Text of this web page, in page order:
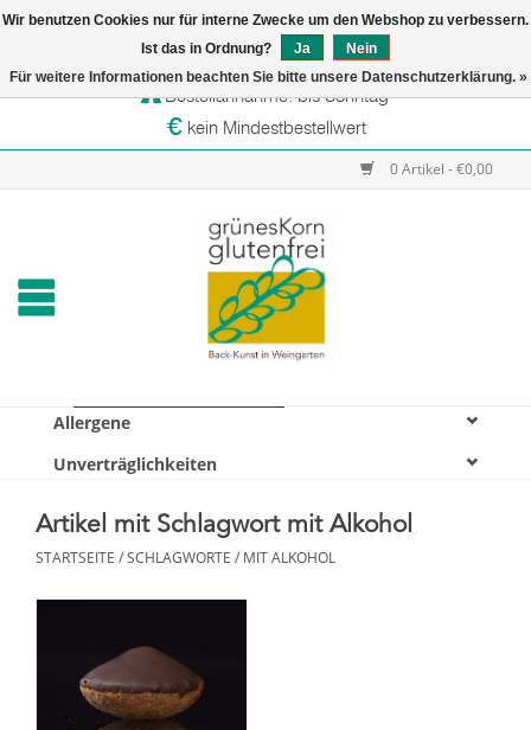
Versandtage: Dienstag & Mittwoch
Bestellannahme: bis Sonntag
kein Mindestbestellwert
0 Artikel - €0,00
Startseite
Online-Shop
Allergene
Unverträglichkeiten
Artikel mit Schlagwort mit Alkohol
STARTSEITE /SCHLAGWORTE / MIT ALKOHOL
Wir benutzen Cookies nur für interne Zwecke um den Webshop zu verbessern.
Ist das in Ordnung?
Ja
Nein
Für weitere Informationen beachten Sie bitte unsere Datenschutzerklärung. »